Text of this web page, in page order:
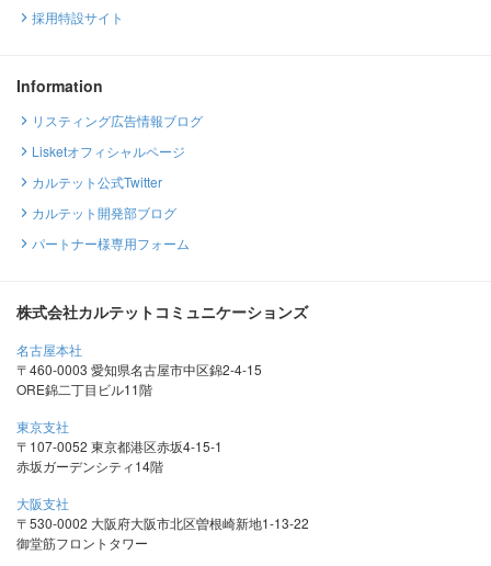
採用特設サイト
Information
リスティング広告情報ブログ
Lisketオフィシャルページ
カルテット公式Twitter
カルテット開発部ブログ
パートナー様専用フォーム
株式会社カルテットコミュニケーションズ
名古屋本社
〒460-0003 愛知県名古屋市中区錦2-4-15
ORE錦二丁目ビル11階
東京支社
〒107-0052 東京都港区赤坂4-15-1
赤坂ガーデンシティ14階
大阪支社
〒530-0002 大阪府大阪市北区曽根崎新地1-13-22
御堂筋フロントタワー